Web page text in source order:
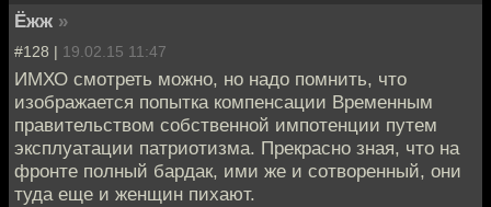
Ёжж »
#128 | 19.02.15 11:47
ИМХО смотреть можно, но надо помнить, что
изображается попытка компенсации Временным
правительством собственной импотенции путем
эксплуатации патриотизма. Прекрасно зная, что на
фронте полный бардак, ими же и сотворенный, они
туда еще и женщин пихают.